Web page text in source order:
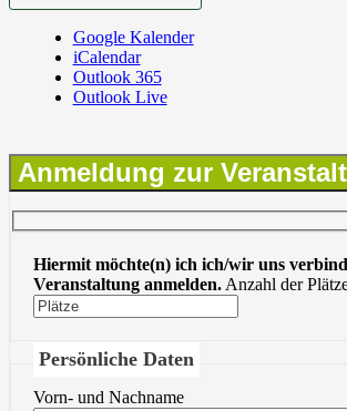
Google Kalender
iCalendar
Outlook 365
Outlook Live
Anmeldung zur
Hiermit möchte(n) ich ich/wir uns
Veranstaltung anmelden.Anzahl der
Persönliche Daten
Vorn- und Nachname